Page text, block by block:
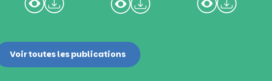
Voir toutes les publications